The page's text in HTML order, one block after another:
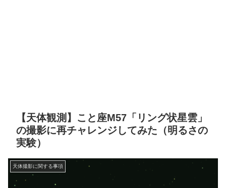
【天体観測】こと座M57「リング状星雲」
の撮影に再チャレンジしてみた（明るさの
実験）
天体撮影に関する事項